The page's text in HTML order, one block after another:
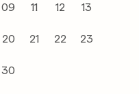
09 11 12 13
20 21 22 23
30